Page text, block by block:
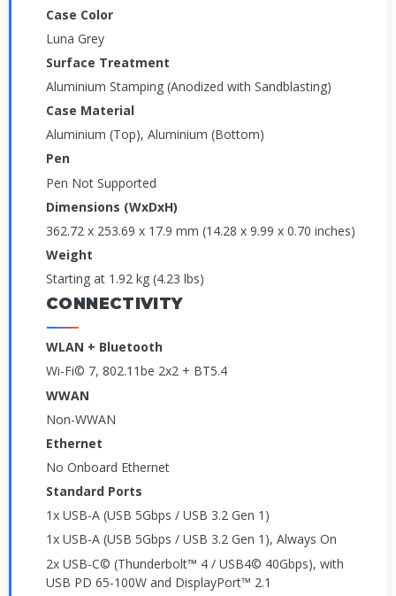
Case Color
Luna Grey
Surface Treatment
Aluminium Stamping (Anodized with Sandblasting)
Case Material
Aluminium (Top), Aluminium (Bottom)
Pen
Pen Not Supported
Dimensions (WxDxH)
362.72 x 253.69 x 17.9 mm (14.28 x 9.99 x 0.70 inches)
Weight
Starting at 1.92 kg (4.23 lbs)
CONNECTIVITY
WLAN + Bluetooth
Wi-Fi© 7, 802.11be 2x2 + BT5.4
WWAN
Non-WWAN
Ethernet
No Onboard Ethernet
Standard Ports
1x USB-A (USB 5Gbps / USB 3.2 Gen 1)
1x USB-A (USB 5Gbps / USB 3.2 Gen 1), Always On
2x USB-C© (Thunderbolt™ 4 / USB4© 40Gbps), with
USB PD 65-100W and DisplayPort™ 2.1